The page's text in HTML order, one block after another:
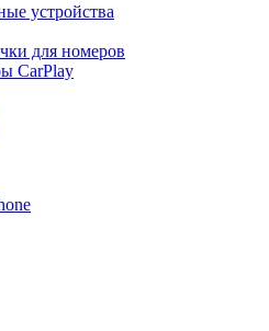
устройства
для номеров
CarPlay